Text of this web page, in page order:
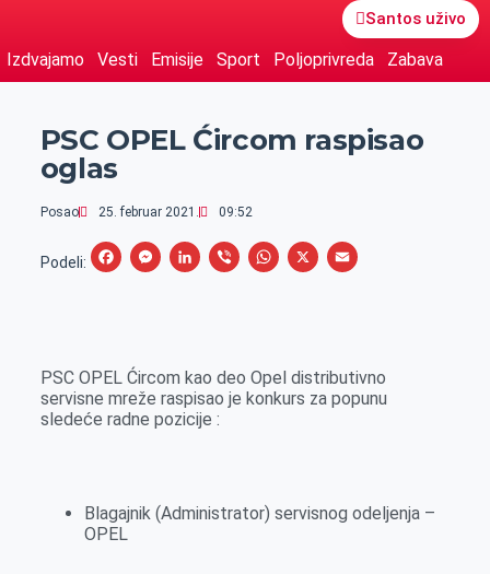
Santos uživo
Izdvajamo Vesti Emisije Sport Poljoprivreda Zabava
PSC OPEL Ćircom raspisao
oglas
Posao 25. februar 2021. 09:52
Podeli:
F
b
o
M
e
n
r
L
e
d
V
r
W
s
A
X
E
l
PSC OPEL Ćircom kao deo Opel distributivno
servisne mreže raspisao je konkurs za popunu
sledeće radne pozicije :
Blagajnik (Administrator) servisnog odeljenja –
OPEL